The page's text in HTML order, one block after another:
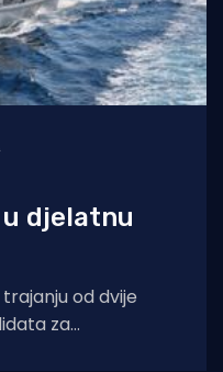
djelatnu
od dvije
za